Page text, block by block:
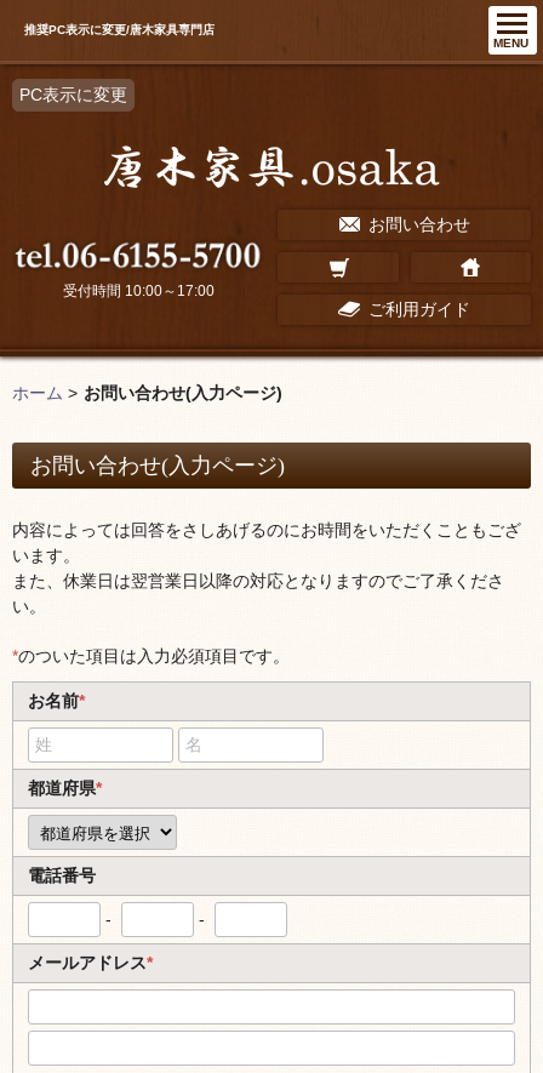
MENU
推奨PC表示に変更/唐木家具専門店
PC表示に変更
お問い合わせ
ご利用ガイド
受付時間 10:00～17:00
ホーム > お問い合わせ(入力ページ)
お問い合わせ(入力ページ)
内容によっては回答をさしあげるのにお時間をいただくこともござ
います。
また、休業日は翌営業日以降の対応となりますのでご了承くださ
い。
*のついた項目は入力必須項目です。
お名前*
都道府県*
電話番号
- -
メールアドレス*